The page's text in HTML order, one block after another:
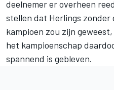
deelnemer er overheen
stellen dat Herlings zonder
kampioen zou zijn
het kampioenschap
spannend is gebleven.